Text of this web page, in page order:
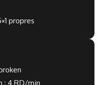
propres
: 4 RD/min